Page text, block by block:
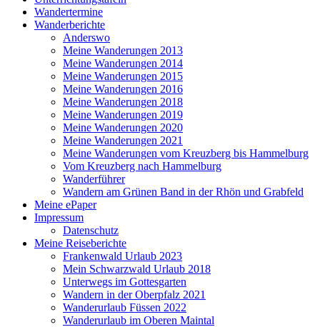
Wandertermine
Wanderberichte
Anderswo
Meine Wanderungen 2013
Meine Wanderungen 2014
Meine Wanderungen 2015
Meine Wanderungen 2016
Meine Wanderungen 2018
Meine Wanderungen 2019
Meine Wanderungen 2020
Meine Wanderungen 2021
Meine Wanderungen vom Kreuzberg bis Hammelburg
Vom Kreuzberg nach Hammelburg
Wanderführer
Wandern am Grünen Band in der Rhön und Grabfeld
Meine ePaper
Impressum
Datenschutz
Meine Reiseberichte
Frankenwald Urlaub 2023
Mein Schwarzwald Urlaub 2018
Unterwegs im Gottesgarten
Wandern in der Oberpfalz 2021
Wanderurlaub Füssen 2022
Wanderurlaub im Oberen Maintal